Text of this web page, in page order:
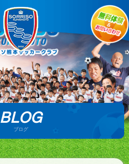
BLOG
ブログ